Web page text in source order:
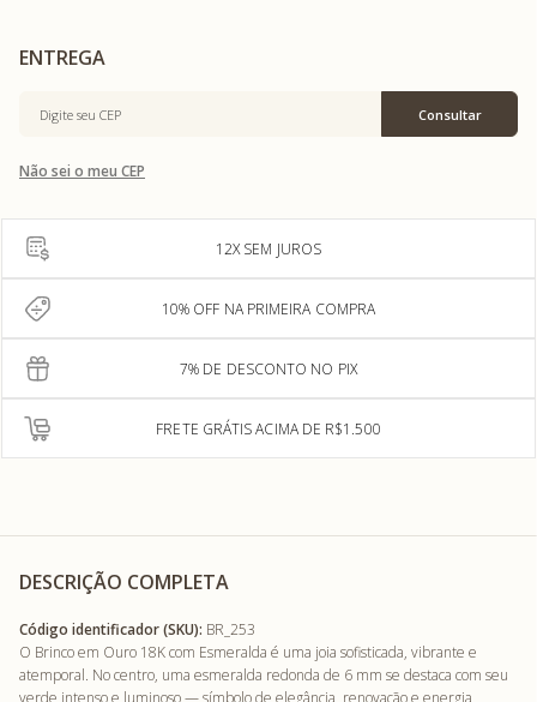
Não sei o meu CEP
12X SEM JUROS
10% OFF NA PRIMEIRA COMPRA
7% DE DESCONTO NO PIX
FRETE GRÁTIS ACIMA DE R$1.500
DESCRIÇÃO COMPLETA
Código identificador (SKU): BR_253
O Brinco em Ouro 18K com Esmeralda é uma joia sofisticada, vibrante e
atemporal. No centro, uma esmeralda redonda de 6 mm se destaca com seu